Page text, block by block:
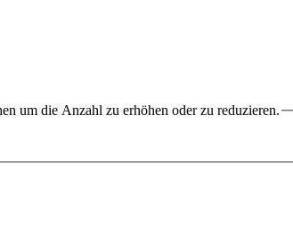
um die Anzahl zu erhöhen oder zu reduzieren.